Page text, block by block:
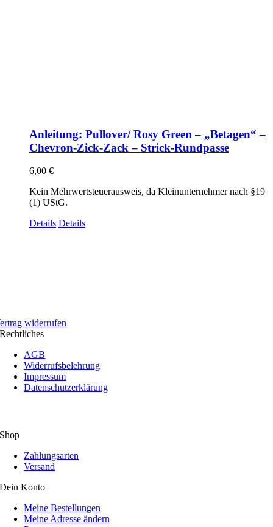
Anleitung: Pullover/ Rosy Green – „Betagen“ –
Chevron-Zick-Zack – Strick-Rundpasse
6,00 €
Kein Mehrwertsteuerausweis, da Kleinunternehmer nach §19
(1) UStG.
Details Details
widerrufen
Rechtliches
AGB
Widerrufsbelehrung
Impressum
Datenschutzerklärung
Shop
Zahlungsarten
Versand
Dein Konto
Meine Bestellungen
Meine Adresse ändern